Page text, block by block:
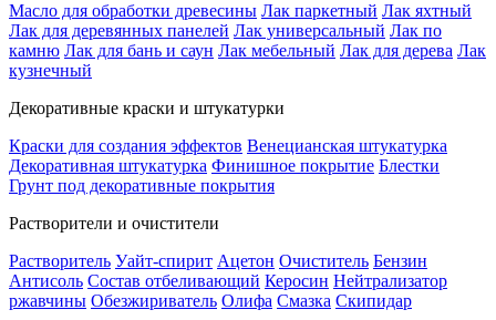
Масло для обработки древесины Лак паркетный Лак яхтный
Лак для деревянных панелей Лак универсальный Лак по
камню Лак для бань и саун Лак мебельный Лак для дерева Лак
кузнечный
Декоративные краски и штукатурки
Краски для создания эффектов Венецианская штукатурка
Декоративная штукатурка Финишное покрытие Блестки
Грунт под декоративные покрытия
Растворители и очистители
Растворитель Уайт-спирит Ацетон Очиститель Бензин
Антисоль Состав отбеливающий Керосин Нейтрализатор
ржавчины Обезжириватель Олифа Смазка Скипидар